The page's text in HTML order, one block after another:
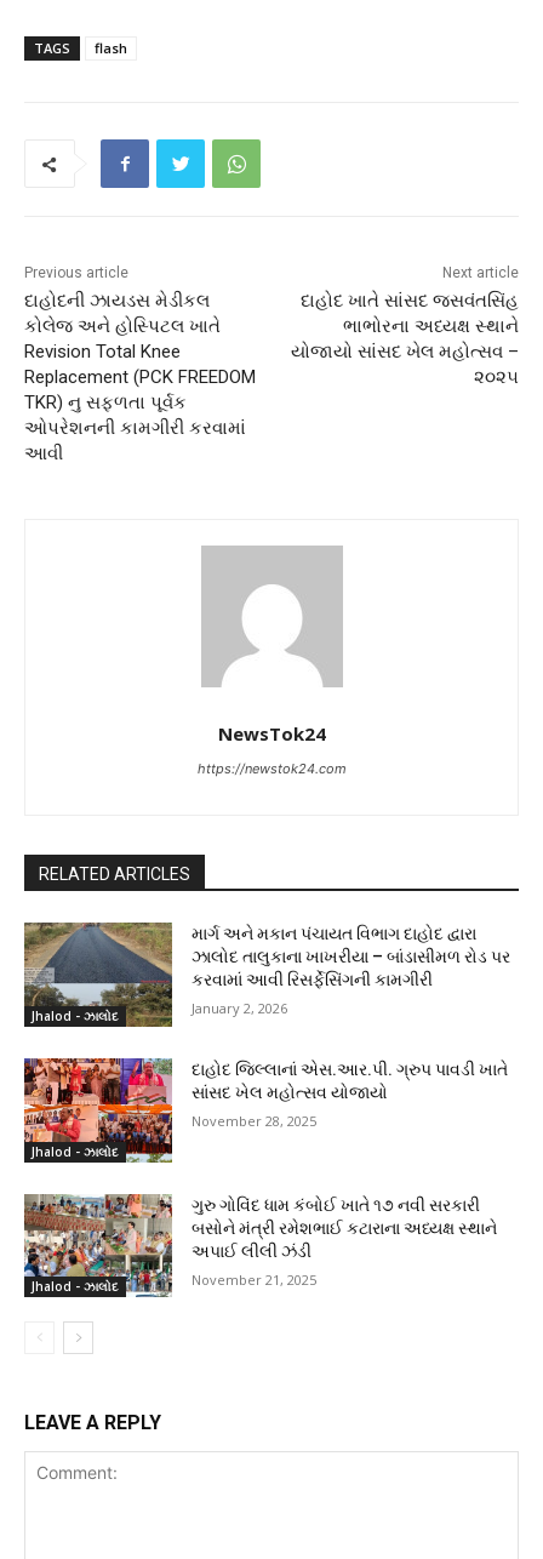
TAGS flash
Previous article
દાહોદની ઝાયડસ મેડીકલ
કોલેજ અને હોસ્પિટલ ખાતે
Revision Total Knee
Replacement (PCK FREEDOM
TKR) નુ સફળતા પૂર્વક
ઓપરેશનની કામગીરી કરવામાં
આવી
Next article
દાહોદ ખાતે સાંસદ જસવંતસિંહ
ભાભોરના અધ્યક્ષ સ્થાને
યોજાયો સાંસદ ખેલ મહોત્સવ –
૨૦૨૫
NewsTok24
https://newstok24.com
RELATED ARTICLES
Jhalod - ઝાલોદ
માર્ગ અને મકાન પંચાયત વિભાગ દાહોદ દ્વારા
ઝાલોદ તાલુકાના ખાખરીયા – બાંડાસીમળ રોડ પર
કરવામાં આવી રિસર્ફેસિંગની કામગીરી
January 2, 2026
Jhalod - ઝાલોદ
દાહોદ જિલ્લાનાં એસ.આર.પી. ગ્રુપ પાવડી ખાતે
સાંસદ ખેલ મહોત્સવ યોજાયો
November 28, 2025
Jhalod - ઝાલોદ
ગુરુ ગોવિંદ ધામ કંબોઈ ખાતે ૧૭ નવી સરકારી
બસોને મંત્રી રમેશભાઈ કટારાના અધ્યક્ષ સ્થાને
અપાઈ લીલી ઝંડી
November 21, 2025
LEAVE A REPLY